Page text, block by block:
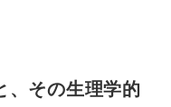
、その生理学的